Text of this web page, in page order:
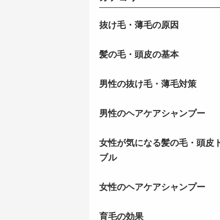
抜け毛・薄毛の原因
髪の毛・頭皮の基本
男性の抜け毛・薄毛対策
男性のヘアケアシャンプー
女性が気になる髪の毛・頭皮
ブル
女性のヘアケアシャンプー
育毛の効果